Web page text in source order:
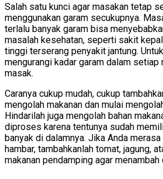
Salah satu kunci agar masakan tetap
menggunakan garam secukupnya.
terlalu banyak garam bisa
masalah kesehatan, seperti sakit
tinggi terserang penyakit jantung.
mengurangi kadar garam dalam setiap
masak.
Caranya cukup mudah, cukup
mengolah makanan dan mulai
Hindarilah juga mengolah bahan
diproses karena tentunya sudah
banyak di dalamnya. Jika Anda
hambar, tambahkanlah tomat, jagung,
makanan pendamping agar menambah